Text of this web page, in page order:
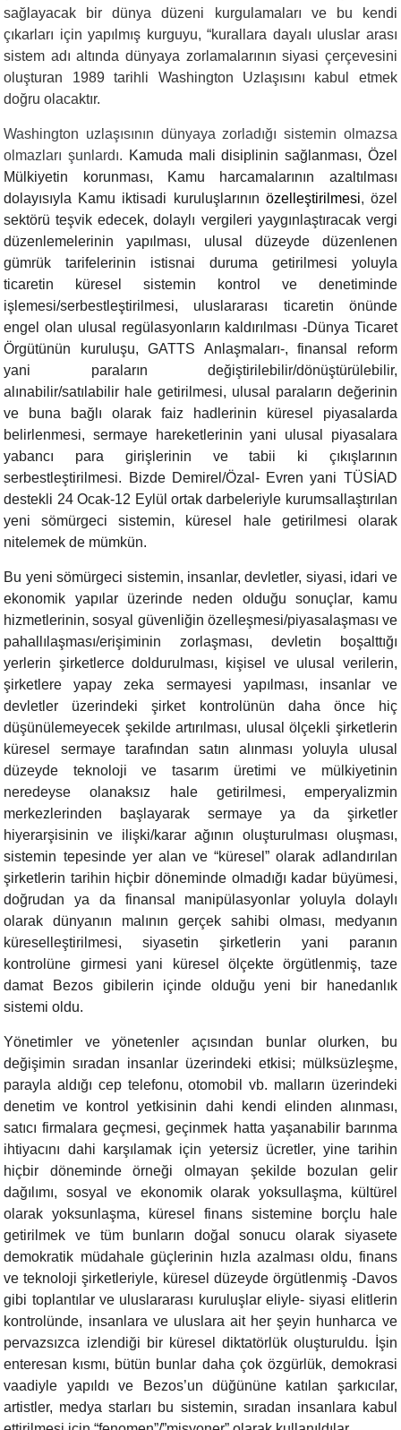
sağlayacak bir dünya düzeni kurgulamaları ve bu kendi
çıkarları için yapılmış kurguyu, “kurallara dayalı uluslar arası
sistem adı altında dünyaya zorlamalarının siyasi çerçevesini
oluşturan 1989 tarihli Washington Uzlaşısını kabul etmek
doğru olacaktır.
Washington uzlaşısının dünyaya zorladığı sistemin olmazsa
olmazları şunlardı. Kamuda mali disiplinin sağlanması, Özel
Mülkiyetin korunması, Kamu harcamalarının azaltılması
dolayısıyla Kamu iktisadi kuruluşlarının özelleştirilmesi, özel
sektörü teşvik edecek, dolaylı vergileri yaygınlaştıracak vergi
düzenlemelerinin yapılması, ulusal düzeyde düzenlenen
gümrük tarifelerinin istisnai duruma getirilmesi yoluyla
ticaretin küresel sistemin kontrol ve denetiminde
işlemesi/serbestleştirilmesi, uluslararası ticaretin önünde
engel olan ulusal regülasyonların kaldırılması -Dünya Ticaret
Örgütünün kuruluşu, GATTS Anlaşmaları-, finansal reform
yani paraların değiştirilebilir/dönüştürülebilir,
alınabilir/satılabilir hale getirilmesi, ulusal paraların değerinin
ve buna bağlı olarak faiz hadlerinin küresel piyasalarda
belirlenmesi, sermaye hareketlerinin yani ulusal piyasalara
yabancı para girişlerinin ve tabii ki çıkışlarının
serbestleştirilmesi. Bizde Demirel/Özal- Evren yani TÜSİAD
destekli 24 Ocak-12 Eylül ortak darbeleriyle kurumsallaştırılan
yeni sömürgeci sistemin, küresel hale getirilmesi olarak
nitelemek de mümkün.
Bu yeni sömürgeci sistemin, insanlar, devletler, siyasi, idari ve
ekonomik yapılar üzerinde neden olduğu sonuçlar, kamu
hizmetlerinin, sosyal güvenliğin özelleşmesi/piyasalaşması ve
pahallılaşması/erişiminin zorlaşması, devletin boşalttığı
yerlerin şirketlerce doldurulması, kişisel ve ulusal verilerin,
şirketlere yapay zeka sermayesi yapılması, insanlar ve
devletler üzerindeki şirket kontrolünün daha önce hiç
düşünülemeyecek şekilde artırılması, ulusal ölçekli şirketlerin
küresel sermaye tarafından satın alınması yoluyla ulusal
düzeyde teknoloji ve tasarım üretimi ve mülkiyetinin
neredeyse olanaksız hale getirilmesi, emperyalizmin
merkezlerinden başlayarak sermaye ya da şirketler
hiyerarşisinin ve ilişki/karar ağının oluşturulması oluşması,
sistemin tepesinde yer alan ve “küresel” olarak adlandırılan
şirketlerin tarihin hiçbir döneminde olmadığı kadar büyümesi,
doğrudan ya da finansal manipülasyonlar yoluyla dolaylı
olarak dünyanın malının gerçek sahibi olması, medyanın
küreselleştirilmesi, siyasetin şirketlerin yani paranın
kontrolüne girmesi yani küresel ölçekte örgütlenmiş, taze
damat Bezos gibilerin içinde olduğu yeni bir hanedanlık
sistemi oldu.
Yönetimler ve yönetenler açısından bunlar olurken, bu
değişimin sıradan insanlar üzerindeki etkisi; mülksüzleşme,
parayla aldığı cep telefonu, otomobil vb. malların üzerindeki
denetim ve kontrol yetkisinin dahi kendi elinden alınması,
satıcı firmalara geçmesi, geçinmek hatta yaşanabilir barınma
ihtiyacını dahi karşılamak için yetersiz ücretler, yine tarihin
hiçbir döneminde örneği olmayan şekilde bozulan gelir
dağılımı, sosyal ve ekonomik olarak yoksullaşma, kültürel
olarak yoksunlaşma, küresel finans sistemine borçlu hale
getirilmek ve tüm bunların doğal sonucu olarak siyasete
demokratik müdahale güçlerinin hızla azalması oldu, finans
ve teknoloji şirketleriyle, küresel düzeyde örgütlenmiş -Davos
gibi toplantılar ve uluslararası kuruluşlar eliyle- siyasi elitlerin
kontrolünde, insanlara ve uluslara ait her şeyin hunharca ve
pervazsızca izlendiği bir küresel diktatörlük oluşturuldu. İşin
enteresan kısmı, bütün bunlar daha çok özgürlük, demokrasi
vaadiyle yapıldı ve Bezos’un düğününe katılan şarkıcılar,
artistler, medya starları bu sistemin, sıradan insanlara kabul